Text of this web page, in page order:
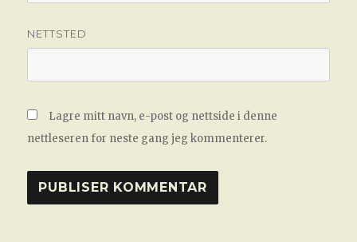
NETTSTED
Lagre mitt navn, e-post og nettside i denne
nettleseren for neste gang jeg kommenterer.